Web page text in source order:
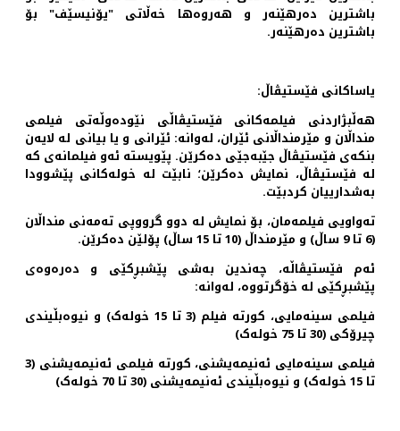
باشترین دەرهێنەر و هەروەها خەڵاتی "یۆنیسێف" بۆ
باشترین دەرهێنەر.
یاساکانی فێستیڤاڵ:
هەڵبژاردنی فیلمەکانی فێستیڤاڵی نێودەوڵەتی فیلمی
منداڵان و مێرمنداڵانی ئێران، لەوانە: ئێرانی و یا بیانی لە لایەن
بنکەی فێستیڤاڵ جێبەجێی دەکرێن. پێویستە ئەو فیلمانەی کە
لە فێستیڤاڵ، نمایش دەکرێن؛ نابێت لە خولەکانی پێشوودا
بەشدارییان کردبێت.
تەواویی فیلمەمان، بۆ نمایش لە دوو گرووپی تەمەنی منداڵان
(6 تا 9 ساڵ) و مێرمنداڵ (10 تا 15 ساڵ) پۆلێن دەکرێن.
ئەم فێستیڤاڵە، چەندین بەشی پێشبڕکێی و دەرەوەی
پێشبڕکێی لە خۆگرتووە، لەوانە:
فیلمی سینەمایی، کورتە فیلم (3 تا 15 خولەک) و نیوەبڵیندی
چیرۆکی (30 تا 75 خولەک)
فیلمی سینەمایی ئەنیمەیشنی، کورتە فیلمی ئەنیمەیشنی (3
تا 15 خولەک) و نیوەبڵیندی ئەنیمەیشنی (30 تا 70 خولەک)